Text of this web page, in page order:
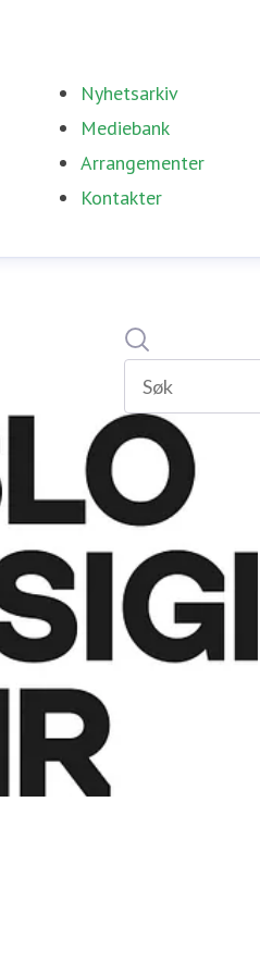
Nyhetsarkiv
Mediebank
Arrangementer
Kontakter
Søk
Søk